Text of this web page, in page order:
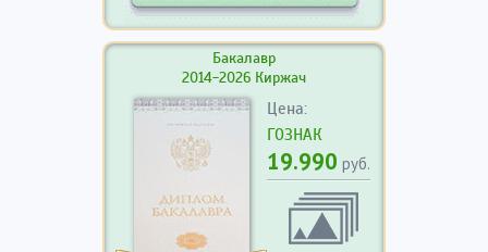
Бакалавр
2014-2026 Киржач
Цена:
ГОЗНАК
19.990 руб.